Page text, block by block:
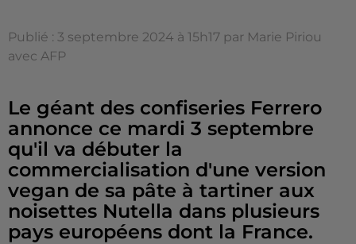
Publié : 3 septembre 2024 à 15h17 par Marie Piriou
avec AFP
Le géant des confiseries Ferrero
annonce ce mardi 3 septembre
qu'il va débuter la
commercialisation d'une version
vegan de sa pâte à tartiner aux
noisettes Nutella dans plusieurs
pays européens dont la France.